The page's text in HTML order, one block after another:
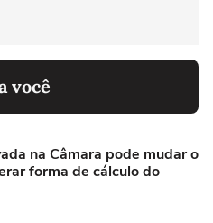
você
na Câmara pode mudar o
forma de cálculo do